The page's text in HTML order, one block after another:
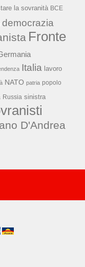
la sovranità BCE
democrazia
Fronte
Italia lavoro
NATO patria popolo
Russia sinistra
D'Andrea